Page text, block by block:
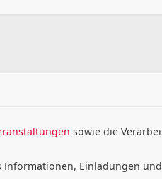
sowie die
Einladungen